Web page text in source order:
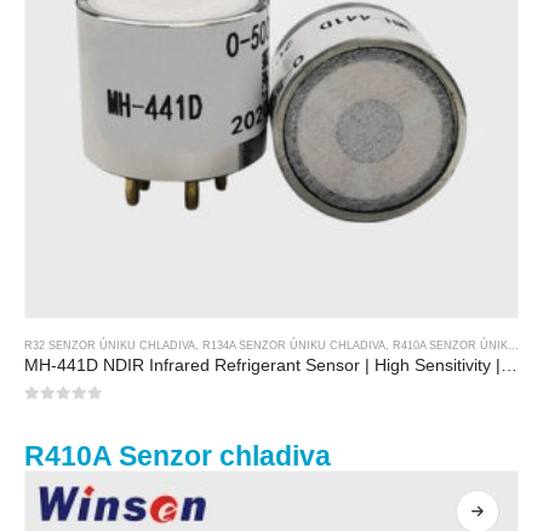
R32 SENZOR ÚNIKU CHLADIVA R134A SENZOR ÚNIKU CHLADIVA R410A SENZOR ÚNIKU CHLADIVA
R410A Senzor chladiva